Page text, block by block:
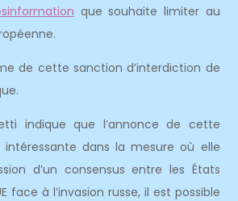
que souhaite limiter au
de cette sanction d’interdiction de
indique que l’annonce de cette
dans la mesure où elle
d’un consensus entre les États
face à l’invasion russe, il est possible